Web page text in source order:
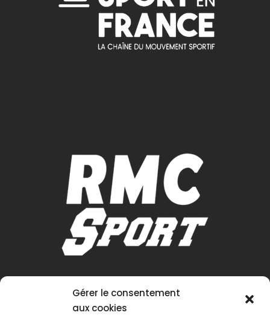
Gérer le consentement
aux cookies